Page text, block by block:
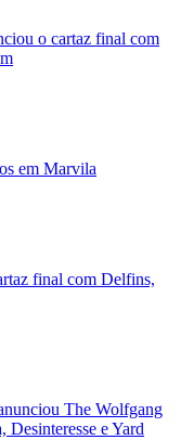
o cartaz final com
em Marvila
final com Delfins,
The Wolfgang
Desinteresse e Yard